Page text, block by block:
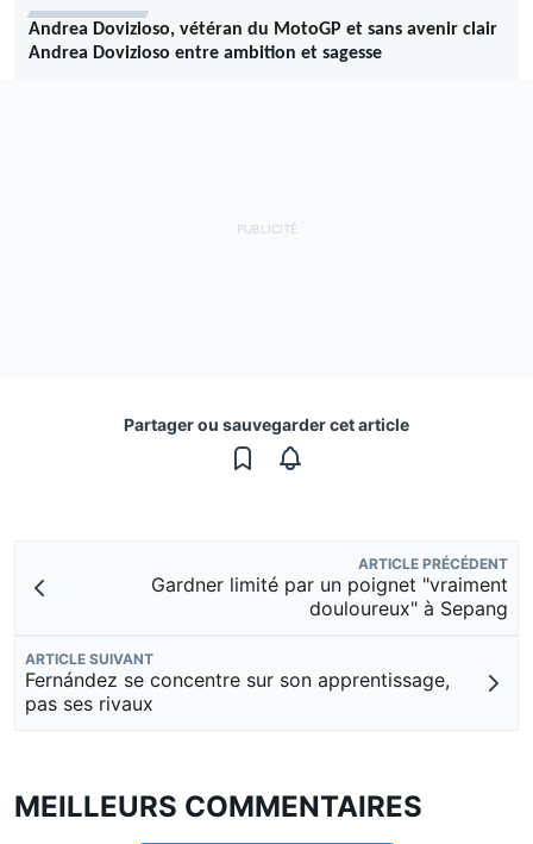
Andrea Dovizioso, vétéran du MotoGP et sans avenir clair
Andrea Dovizioso entre ambition et sagesse
Partager ou sauvegarder cet article
ARTICLE PRÉCÉDENT
Gardner limité par un poignet "vraiment
douloureux" à Sepang
ARTICLE SUIVANT
Fernández se concentre sur son apprentissage,
pas ses rivaux
MEILLEURS COMMENTAIRES